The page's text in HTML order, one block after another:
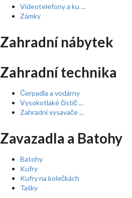
Videotelefony a ku ...
Zámky
Zahradní nábytek
Zahradní technika
Čerpadla a vodárny
Vysokotlaké čistič ...
Zahradní vysavače ...
Zavazadla a Batohy
Batohy
Kufry
Kufry na kolečkách
Tašky